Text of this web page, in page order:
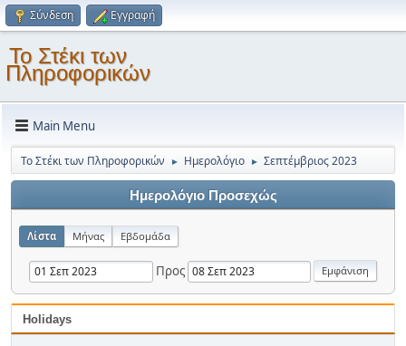
Σύνδεση Εγγραφή
Το Στέκι των
Πληροφορικών
Main Menu
Το Στέκι των Πληροφορικών ► Ημερολόγιο ► Σεπτέμβριος 2023
Ημερολόγιο Προσεχώς
Λίστα Μήνας Εβδομάδα
Προς
Holidays